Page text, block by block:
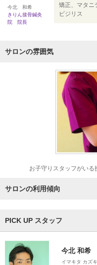
今北 和希
きりん接骨鍼灸
院 院長
矯正、マタニ
ビジリス
サロンの雰囲気
お子守りスタッフがいる
サロンの利用傾向
PICK UP スタッフ
今北 和希
イマキタ カズキ